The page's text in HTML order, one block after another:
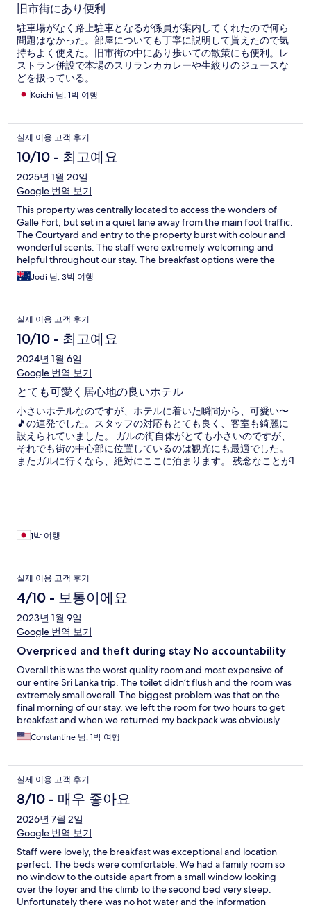
旧市街にあり便利
駐車場がなく路上駐車となるが係員が案内してくれたので何ら
問題はなかった。部屋についても丁寧に説明して貰えたので気
持ちよく使えた。旧市街の中にあり歩いての散策にも便利。レ
ストラン併設で本場のスリランカカレーや生絞りのジュースな
どを扱っている。
Koichi 님, 1박 여행
실제 이용 고객 후기
10/10 - 최고예요
2025년 1월 20일
Google 번역 보기
This property was centrally located to access the wonders of
Galle Fort, but set in a quiet lane away from the main foot traffic.
The Courtyard and entry to the property burst with colour and
wonderful scents. The staff were extremely welcoming and
helpful throughout our stay. The breakfast options were the
best we came across in Sri Lanka. The rooms were clean but
moderate in size with limited space for large luggage.
Jodi 님, 3박 여행
실제 이용 고객 후기
10/10 - 최고예요
2024년 1월 6일
Google 번역 보기
とても可愛く居心地の良いホテル
小さいホテルなのですが、ホテルに着いた瞬間から、可愛い〜
🎵の連発でした。スタッフの対応もとても良く、客室も綺麗に
設えられていました。 ガルの街自体がとても小さいのですが、
それでも街の中心部に位置しているのは観光にも最適でした。
またガルに行くなら、絶対にここに泊まります。 残念なことが1
1박 여행
실제 이용 고객 후기
4/10 - 보통이에요
2023년 1월 9일
Google 번역 보기
Overpriced and theft during stay No accountability
Overall this was the worst quality room and most expensive of
our entire Sri Lanka trip. The toilet didn’t flush and the room was
extremely small overall. The biggest problem was that on the
final morning of our stay, we left the room for two hours to get
breakfast and when we returned my backpack was obviously
tampered with. My phone charger was outside my bag and had
been put inside, with the bag subsequently zipped up. I was
missing at the time (computer, camera and other valuables still
present) and carried on traveling as our driver was waiting us
outside. A few hours after leaving in the next city I noticed $400
of cash was taken from my bag and I realized it had definitely
occurred at Mango House during the housekeeping hours. I
brought this to the attention of the hotel management and they
me and also offered no apologies and continuously said it was
my fault for not keeping it in the safe. While I agree maybe I am
the idiot, realize I stayed in four other properties during my trip
in Sri Lanka and ALL had surveillance cameras. This one did not
and had very bad and clumsy locks on the doors, especially
Constantine 님, 1박 여행
실제 이용 고객 후기
8/10 - 매우 좋아요
2026년 7월 2일
Google 번역 보기
Staff were lovely, the breakfast was exceptional and location
perfect. The beds were comfortable. We had a family room so
no window to the outside apart from a small window looking
over the foyer and the climb to the second bed very steep.
Unfortunately there was no hot water and the information